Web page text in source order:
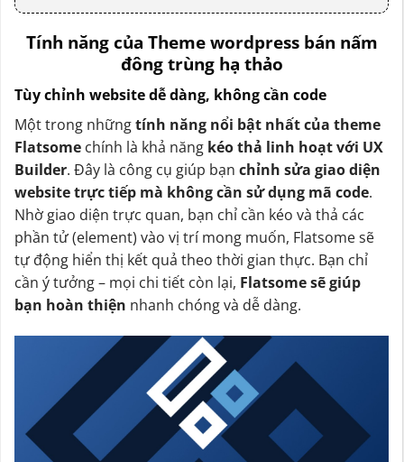
Tính năng của Theme wordpress bán nấm
đông trùng hạ thảo
Tùy chỉnh website dễ dàng, không cần code
Một trong nhữngtính năng nổi bật nhất của theme
Flatsome chính là khả năng kéo thả linh hoạt với UX
Builder. Đây là công cụ giúp bạn chỉnh sửa giao diện
website trực tiếp mà không cần sử dụng mã code.
Nhờ giao diện trực quan, bạn chỉ cần kéo và thả các
phần tử (element) vào vị trí mong muốn, Flatsome sẽ
tự động hiển thị kết quả theo thời gian thực. Bạn chỉ
cần ý tưởng – mọi chi tiết còn lại, Flatsome sẽ giúp
bạn hoàn thiện nhanh chóng và dễ dàng.